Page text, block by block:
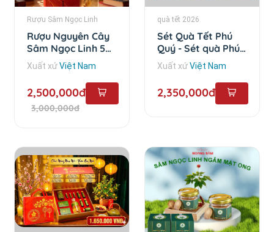
Rượu Sâm Ngọc Linh
Rượu Nguyên Cây
Sâm Ngọc Linh 5
Năm - 1 lít
Xuất xứViệt Nam
2,500,000đ
3,000,000đ
quà tết 2026
Sét Quà Tết Phú
Quý - Sét quà Phú
Quý
Xuất xứViệt Nam
2,350,000đ